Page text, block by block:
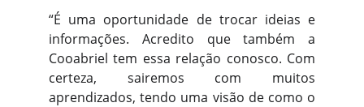
“É uma oportunidade de trocar ideias e
informações. Acredito que também a
Cooabriel tem essa relação conosco. Com
certeza, sairemos com muitos
aprendizados, tendo uma visão de como o